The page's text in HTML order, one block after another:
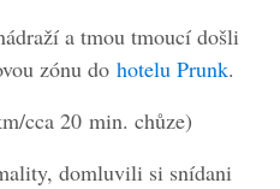
a tmou tmoucí došli
zónu do hotelu Prunk.
cca 20 min. chůze)
domluvili si snídani